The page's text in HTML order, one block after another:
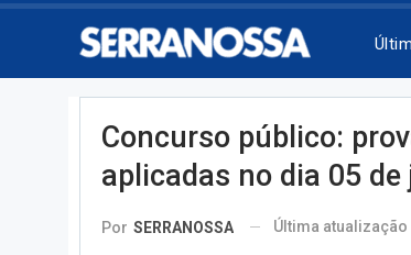
Concurso público:
aplicadas no dia 05
Por SERRANOSSA Última atualização